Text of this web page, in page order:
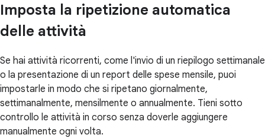
Imposta la ripetizione automatica
delle attività
Se hai attività ricorrenti, come l'invio di un riepilogo settimanale
o la presentazione di un report delle spese mensile, puoi
impostarle in modo che si ripetano giornalmente,
settimanalmente, mensilmente o annualmente. Tieni sotto
controllo le attività in corso senza doverle aggiungere
manualmente ogni volta.